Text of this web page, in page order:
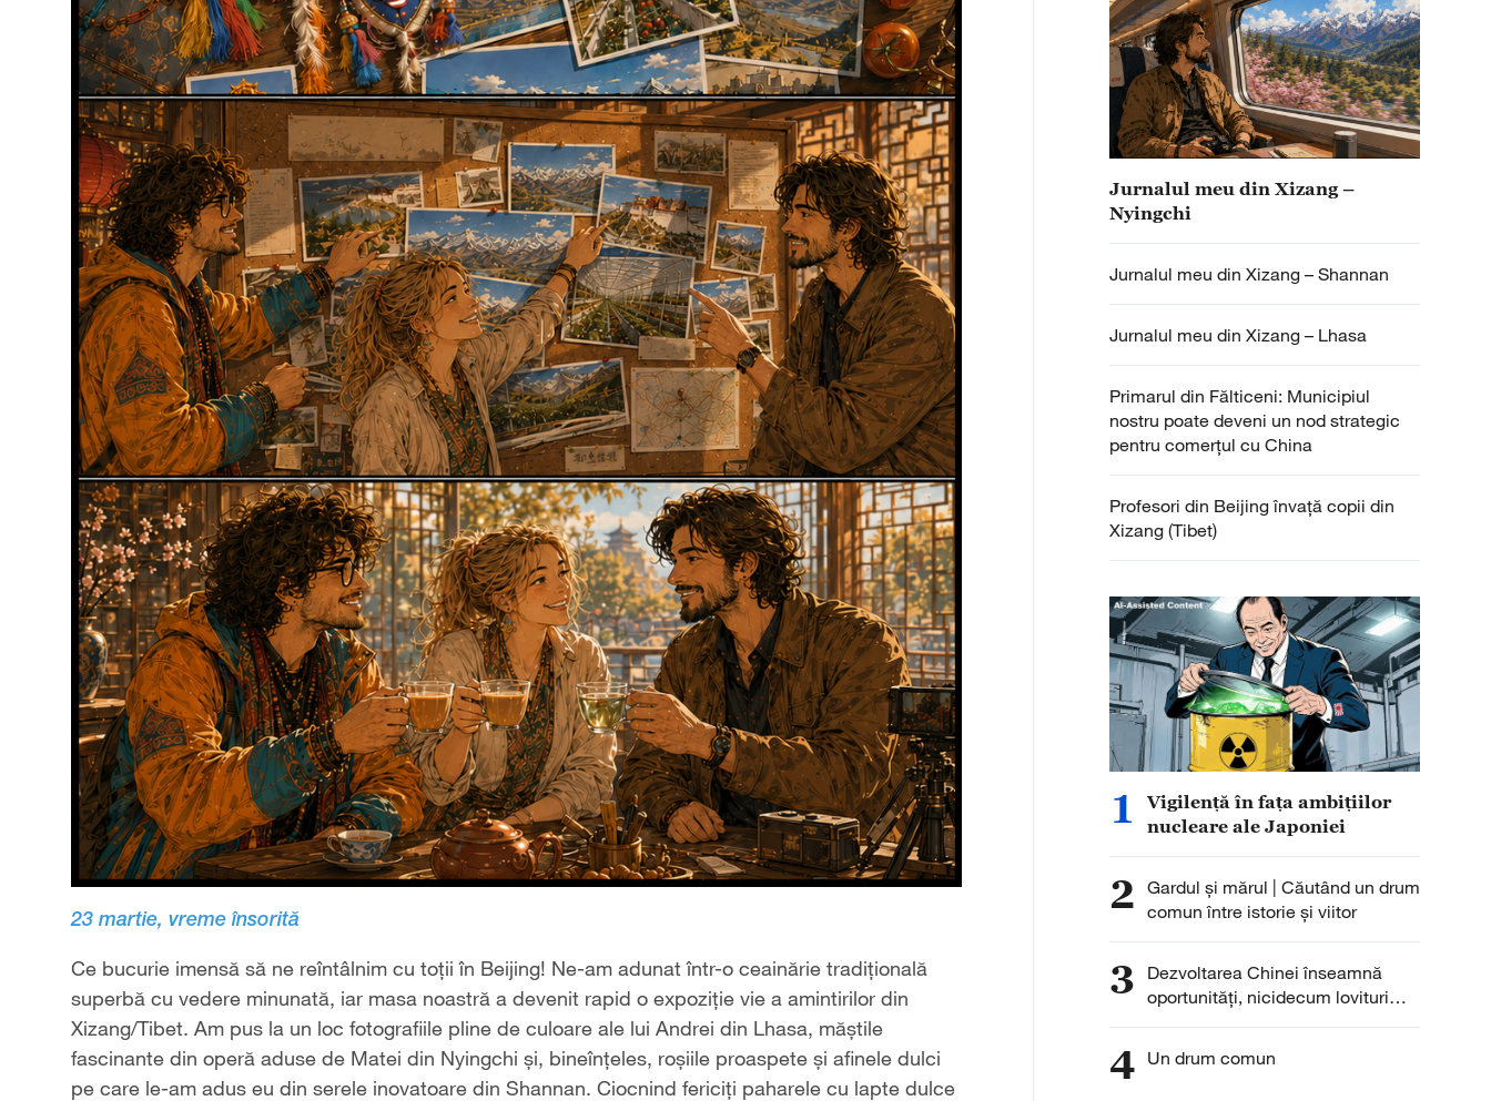
23 martie, vreme însorită
Ce bucurie imensă să ne reîntâlnim cu toții în Beijing! Ne-am adunat într-o ceainărie tradițională
superbă cu vedere minunată, iar masa noastră a devenit rapid o expoziție vie a amintirilor din
Xizang/Tibet. Am pus la un loc fotografiile pline de culoare ale lui Andrei din Lhasa, măștile
fascinante din operă aduse de Matei din Nyingchi și, bineînțeles, roșiile proaspete și afinele dulci
pe care le-am adus eu din serele inovatoare din Shannan. Ciocnind fericiți paharele cu lapte dulce
Jurnalul meu din Xizang –
Nyingchi
Jurnalul meu din Xizang – Shannan
Jurnalul meu din Xizang – Lhasa
Primarul din Fălticeni: Municipiul
nostru poate deveni un nod strategic
pentru comerțul cu China
Profesori din Beijing învaţă copii din
Xizang (Tibet)
1
Vigilență în fața ambițiilor
nucleare ale Japoniei
2 Gardul și mărul | Căutând un drum
comun între istorie și viitor
3
Dezvoltarea Chinei înseamnă
oportunități, nicidecum lovituri
pentru Europa
4 Un drum comun